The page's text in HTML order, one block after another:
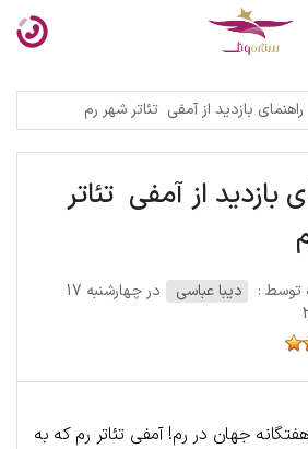
راهنمای بازدید از آمفی تئاتر شهر رم
بازدید از آمفی تئاتر
توسط : دیبا عباسی
در چهارشنبه 17
جهان در رم! آمفی تئاتر رم که به